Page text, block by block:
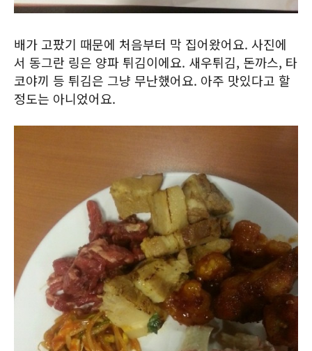
배가 고팠기 때문에 처음부터 막 집어왔어요. 사진에
서 동그란 링은 양파 튀김이에요. 새우튀김, 돈까스, 타
코야끼 등 튀김은 그냥 무난했어요. 아주 맛있다고 할
정도는 아니었어요.